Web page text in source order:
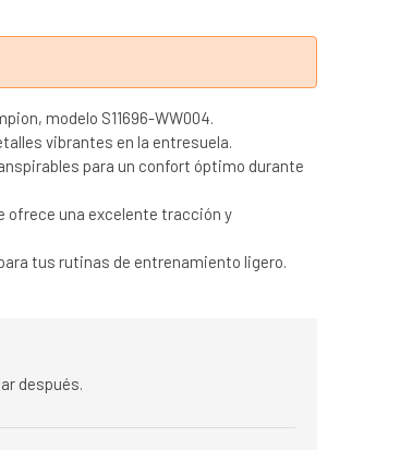
modelo S11696-WW004.
vibrantes en la entresuela.
para un confort óptimo durante
ofrece una excelente tracción y
tus rutinas de entrenamiento ligero.
después.